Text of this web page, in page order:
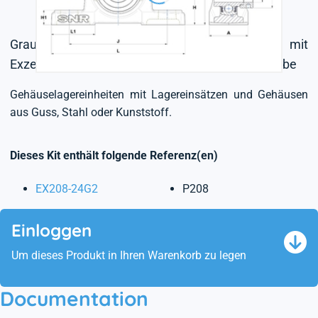
Graugussgehäuse, Lagereinsatz mit
Exzenterspannring, Dichtung mit Schleuderscheibe
Gehäuselagereinheiten mit Lagereinsätzen und Gehäusen
aus Guss, Stahl oder Kunststoff.
Dieses Kit enthält folgende Referenz(en)
EX208-24G2 P208
Einloggen
Um dieses Produkt in Ihren Warenkorb zu legen
Documentation